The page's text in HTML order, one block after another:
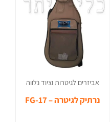
אביזרים לגיטרות וציוד נלווה
נרתיק לגיטרה – FG-17